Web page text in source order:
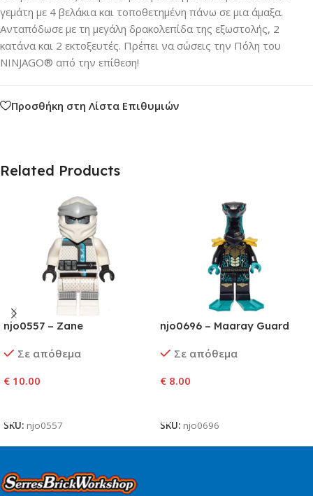
γεμάτη με 4 βελάκια και τοποθετημένη πάνω σε μια άμαξα.
Ανταπόδωσε με τη μεγάλη δρακολεπίδα της εξωστολής, 2
κατάνα και 2 εκτοξευτές. Πρέπει να σώσεις την Πόλη του
NINJAGO® από την επίθεση!
Προσθήκη στη Λίστα Επιθυμιών
Related Products
njo0557 – Zane
Σε απόθεμα
€ 10.00
SKU: njo0557
njo0696 – Maaray Guard
Σε απόθεμα
€ 8.00
SKU: njo0696